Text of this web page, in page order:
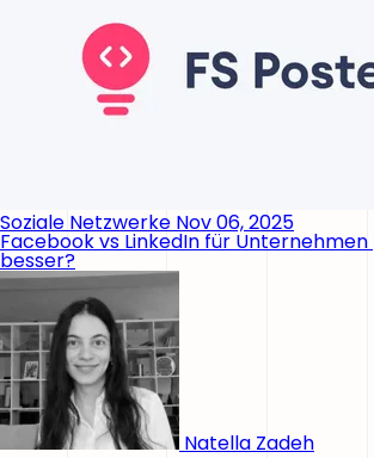
Soziale Netzwerke Nov 06, 2025
Facebook vs LinkedIn für Unternehmen
besser?
Natella Zadeh